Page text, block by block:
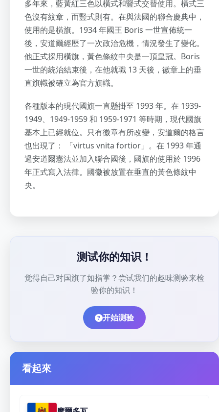
多年來，藍黃紅三色以橫式和豎式交替使用。橫式三
色沒有紋章，而豎式則有。在與法國的聯合慶典中，
使用的是橫旗。1934 年國王 Boris 一世宣佈統一
後，安道爾經歷了一次政治危機，情況發生了變化。
他正式採用橫旗，黃色條紋中央是一頂皇冠。Boris
一世的統治結束後，在他就職 13 天後，徽章上的垂
直旗幟被確立為官方旗幟。
各種版本的現代國旗一直懸掛至 1993 年。在 1939-
1949、1949-1959 和 1959-1971 等時期，現代國旗
基本上已經就位。只有徽章有所改變，安道爾的格言
也出現了： 「virtus vnita fortior」。在 1993 年通
過安道爾憲法並加入聯合國後，國旗的使用於 1996
年正式寫入法律。國徽被放置在垂直的黃色條紋中
央。
测试你的知识！
觉得自己对国旗了如指掌？尝试我们的趣味测验来检
验你的知识！
开始测验
看起來